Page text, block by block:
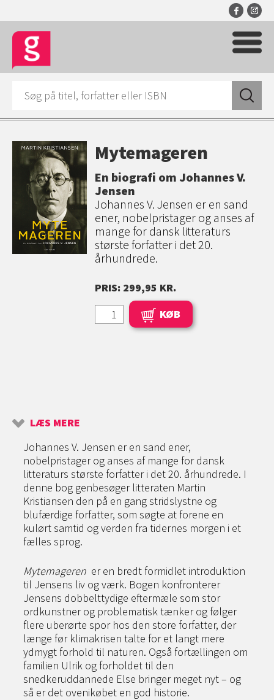
Mytemageren
En biografi om Johannes V.
Jensen
Johannes V. Jensen er en sand
ener, nobelpristager og anses af
mange for dansk litteraturs
største forfatter i det 20.
århundrede.
PRIS: 299,95 KR.
KØB
LÆS MERE
Johannes V. Jensen er en sand ener,
nobelpristager og anses af mange for dansk
litteraturs største forfatter i det 20. århundrede. I
denne bog genbesøger litteraten Martin
Kristiansen den på en gang stridslystne og
blufærdige forfatter, som søgte at forene en
kulørt samtid og verden fra tidernes morgen i et
fælles sprog.
Mytemageren er en bredt formidlet introduktion
til Jensens liv og værk. Bogen konfronterer
Jensens dobbelttydige eftermæle som stor
ordkunstner og problematisk tænker og følger
flere uberørte spor hos den store forfatter, der
længe før klimakrisen talte for et langt mere
ydmygt forhold til naturen. Også fortællingen om
familien Ulrik og forholdet til den
snedkeruddannede Else bringer meget nyt – og
så er det ovenikøbet en god historie.